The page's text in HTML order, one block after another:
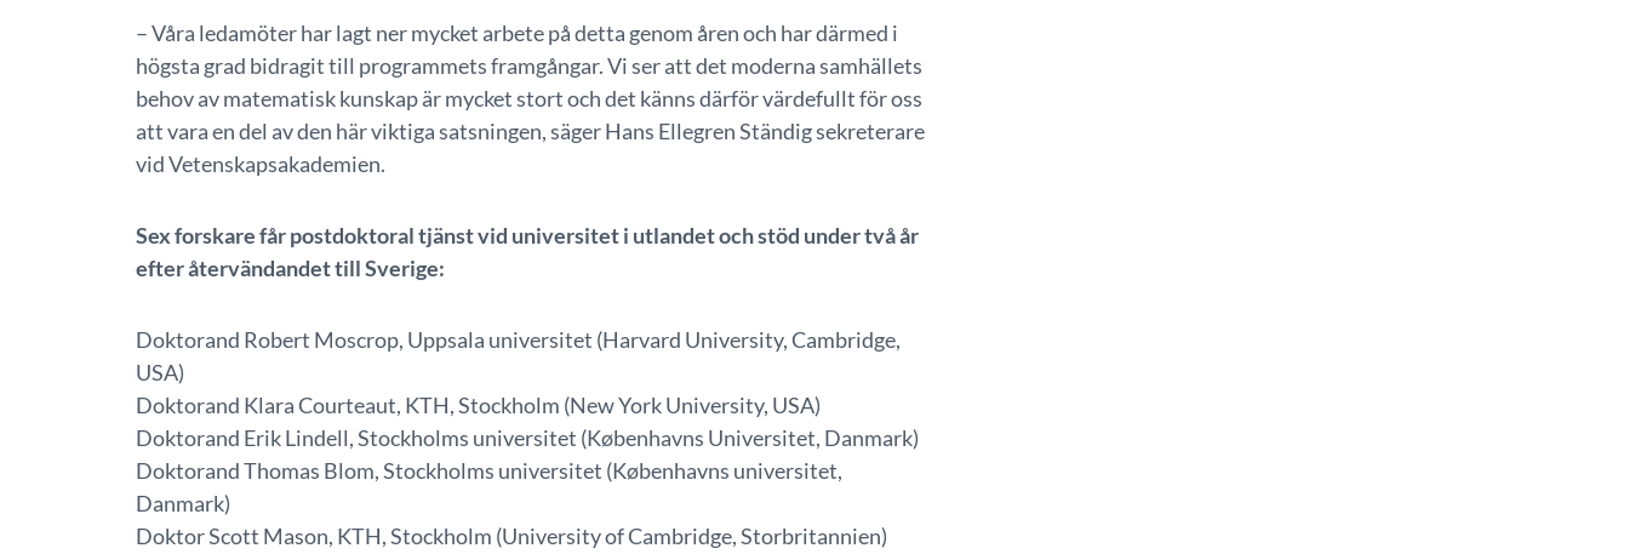
– Våra ledamöter har lagt ner mycket arbete på detta genom åren och har därmed i
högsta grad bidragit till programmets framgångar. Vi ser att det moderna samhällets
behov av matematisk kunskap är mycket stort och det känns därför värdefullt för oss
att vara en del av den här viktiga satsningen, säger Hans Ellegren Ständig sekreterare
vid Vetenskapsakademien.
Sex forskare får postdoktoral tjänst vid universitet i utlandet och stöd under två år
efter återvändandet till Sverige:
Doktorand Robert Moscrop, Uppsala universitet (Harvard University, Cambridge,
USA)
Doktorand Klara Courteaut, KTH, Stockholm (New York University, USA)
Doktorand Erik Lindell, Stockholms universitet (Københavns Universitet, Danmark)
Doktorand Thomas Blom, Stockholms universitet (Københavns universitet,
Danmark)
Doktor Scott Mason, KTH, Stockholm (University of Cambridge, Storbritannien)